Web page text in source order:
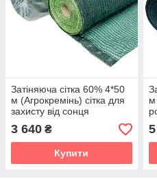
Затіняюча сітка 60% 4*50
м (Агрокремінь) сітка для
захисту від сонця
3 640 ₴
Купити
м